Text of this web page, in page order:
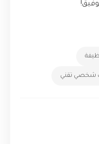
شخصي تقني